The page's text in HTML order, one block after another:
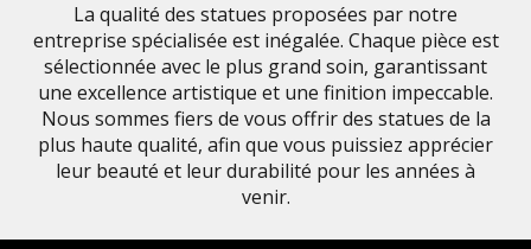
La qualité des statues proposées par notre
entreprise spécialisée est inégalée. Chaque pièce est
sélectionnée avec le plus grand soin, garantissant
une excellence artistique et une finition impeccable.
Nous sommes fiers de vous offrir des statues de la
plus haute qualité, afin que vous puissiez apprécier
leur beauté et leur durabilité pour les années à
venir.